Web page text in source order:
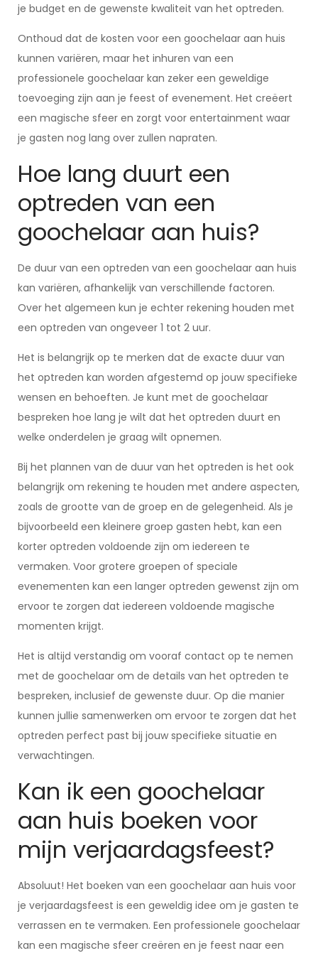
je budget en de gewenste kwaliteit van het optreden.
Onthoud dat de kosten voor een goochelaar aan huis
kunnen variëren, maar het inhuren van een
professionele goochelaar kan zeker een geweldige
toevoeging zijn aan je feest of evenement. Het creëert
een magische sfeer en zorgt voor entertainment waar
je gasten nog lang over zullen napraten.
Hoe lang duurt een
optreden van een
goochelaar aan huis?
De duur van een optreden van een goochelaar aan huis
kan variëren, afhankelijk van verschillende factoren.
Over het algemeen kun je echter rekening houden met
een optreden van ongeveer 1 tot 2 uur.
Het is belangrijk op te merken dat de exacte duur van
het optreden kan worden afgestemd op jouw specifieke
wensen en behoeften. Je kunt met de goochelaar
bespreken hoe lang je wilt dat het optreden duurt en
welke onderdelen je graag wilt opnemen.
Bij het plannen van de duur van het optreden is het ook
belangrijk om rekening te houden met andere aspecten,
zoals de grootte van de groep en de gelegenheid. Als je
bijvoorbeeld een kleinere groep gasten hebt, kan een
korter optreden voldoende zijn om iedereen te
vermaken. Voor grotere groepen of speciale
evenementen kan een langer optreden gewenst zijn om
ervoor te zorgen dat iedereen voldoende magische
momenten krijgt.
Het is altijd verstandig om vooraf contact op te nemen
met de goochelaar om de details van het optreden te
bespreken, inclusief de gewenste duur. Op die manier
kunnen jullie samenwerken om ervoor te zorgen dat het
optreden perfect past bij jouw specifieke situatie en
verwachtingen.
Kan ik een goochelaar
aan huis boeken voor
mijn verjaardagsfeest?
Absoluut! Het boeken van een goochelaar aan huis voor
je verjaardagsfeest is een geweldig idee om je gasten te
verrassen en te vermaken. Een professionele goochelaar
kan een magische sfeer creëren en je feest naar een